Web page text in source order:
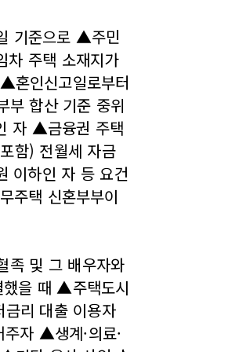
기준으로 ▲주민
차 주택 소재지가
혼인신고일로부터
합산 기준 중위
자 ▲금융권 주택
함) 전월세 자금
이하인 자 등 요건
주택 신혼부부이
및 그 배우자와
했을 때 ▲주택도시
리 대출 이용자
자 ▲생계·의료·